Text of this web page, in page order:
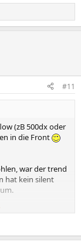
#11
(zB 500dx oder
in die Front
war der trend
hat kein silent